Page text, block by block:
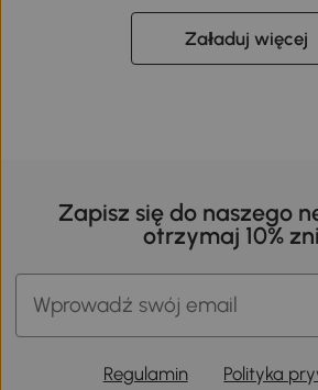
Załaduj więcej
Zapisz się do naszego
otrzymaj 10%
Regulamin Polityka